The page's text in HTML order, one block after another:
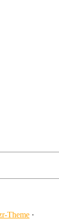
Theme ·